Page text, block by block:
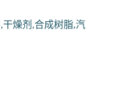
燥剂,合成树脂,汽